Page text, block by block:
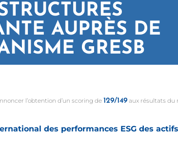
AUPRÈS DE
GRESB
l’obtention d’un scoring de 129/149 aux résultats du
des performances ESG des